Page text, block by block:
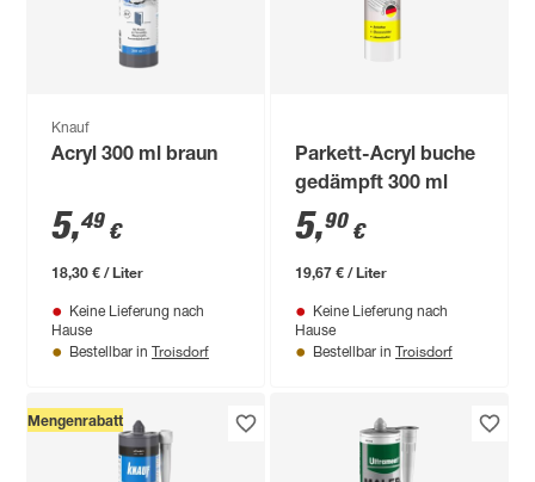
Knauf
Acryl 300 ml braun
5,49 €
18,30 € / Liter
Keine Lieferung nach
Hause
Bestellbar in Troisdorf
Parkett-Acryl buche
gedämpft 300 ml
5,90 €
19,67 € / Liter
Keine Lieferung nach
Hause
Bestellbar in Troisdorf
Mengenrabatt